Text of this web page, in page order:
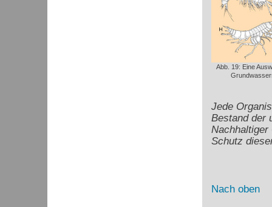
Abb. 19: Eine
Jede
Bestand der
Nachhaltiger
Schutz
Nach oben